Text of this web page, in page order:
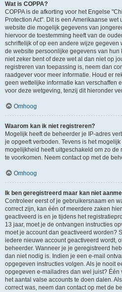
Wat is COPPA?
COPPA is de afkorting voor het Engelse
Protection Act". Dit is een Amerikaanse
website die mogelijk gegevens van
hiervoor de toestemming heeft van de
schriftelijk of op een andere wijze gegeven
de website persoonlijke gegevens van hun
niet zeker bent of deze wet al dan niet op
registreren van toepassing is, neem dan
raadgever voor meer informatie. Houd er
geen wettelijke informatie kan verschaffen
voor deze wetgeving, tenzij dit hieronder
Omhoog
Waarom kan ik niet registreren?
Mogelijk heeft de beheerder je IP-adres
je opgeeft verboden. Tevens is het
mogelijkheid heeft uitgeschakeld om zo
te voorkomen. Neem contact op met de
Omhoog
Ik ben geregistreerd maar kan niet
Controleer eerst of je gebruikersnaam en
correct zijn, kan één of meerdere zaken
geactiveerd is en je tijdens het
13 jaar, moet je de ontvangen instructies
moet je account dan geactiveerd worden?
iedere nieuwe account geactiveerd wordt,
beheerder. Wanneer je je geregistreerd
dan niet nodig is. Indien je een e-mail
opgegeven instructies volgen. Als je nooit
opgegeven e-mailadres dan wel juist?
het aantal valse accounts te doen dalen.
correct was, neem dan contact op met de